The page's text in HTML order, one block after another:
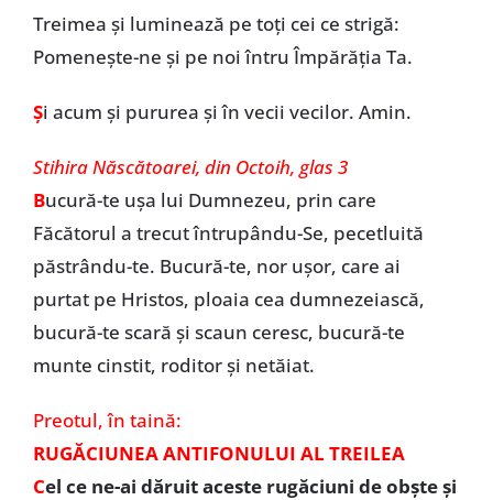
Treimea și luminează pe toți cei ce strigă:
Pomenește-ne și pe noi întru Împărăția Ta.
Și acum și pururea și în vecii vecilor. Amin.
Stihira Născătoarei, din Octoih, glas 3
Bucură-te ușa lui Dumnezeu, prin care
Făcătorul a trecut întrupându-Se, pecetluită
păstrându-te. Bucură-te, nor ușor, care ai
purtat pe Hristos, ploaia cea dumnezeiască,
bucură-te scară și scaun ceresc, bucură-te
munte cinstit, roditor și netăiat.
Preotul, în taină:
RUGĂCIUNEA ANTIFONULUI AL TREILEA
Cel ce ne-ai dăruit aceste rugăciuni de obște și